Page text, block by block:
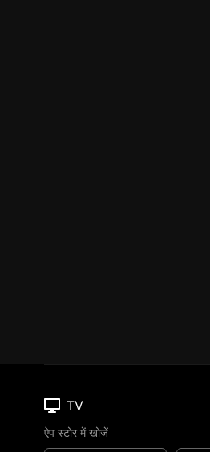
TV
ऐप स्टोर में खोजें